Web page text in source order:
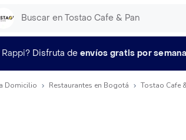
Disfruta de envíos gratis por
Domicilio Restaurantes en Bogotá Tostao Cafe